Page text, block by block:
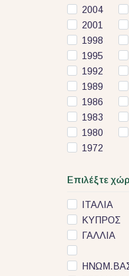
2004
2001
1998
1995
1992
1989
1986
1983
1980
1972
Επιλέξτε
ΙΤΑΛΙΑ
ΚΥΠΡΟΣ
ΓΑΛΛΙΑ